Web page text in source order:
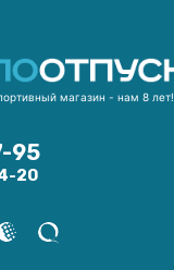
магазин - нам 8 лет!
95
20